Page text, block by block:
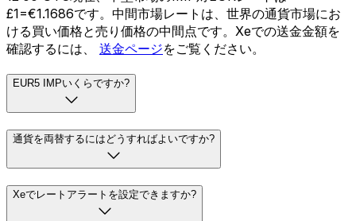
£1=€1.1686です。中間市場レートは、世界の通貨市場にお
ける買い価格と売り価格の中間点です。Xeでの送金金額を
確認するには、 送金ページをご覧ください。
EUR5 IMPいくらですか?
通貨を両替するにはどうすればよいですか?
Xeでレートアラートを設定できますか?